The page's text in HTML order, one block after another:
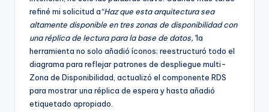
refiné mi solicitud a“Haz que esta arquitectura sea
altamente disponible en tres zonas de disponibilidad con
una réplica de lectura para la base de datos,”la
herramienta no solo añadió íconos; reestructuró todo el
diagrama para reflejar patrones de despliegue multi-
Zona de Disponibilidad, actualizó el componente RDS
para mostrar una réplica de espera y hasta añadió
etiquetado apropiado.